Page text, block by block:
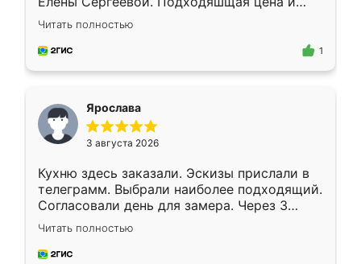
короткие сроки изготовления. Приехавший
для замера сотрудник Владислав
предложил по моему эскизу самый
Читать полностью
1
Ярослава
3 августа 2026
Кухню здесь заказали. Эскизы прислали в
телеграмм. Выбрали наиболее подходящий.
Согласовали день для замера. Через 3
недели кухня была уже готова. Остались
довольны работой. Спасибо Ренессанс
мебель за качественную работу!
Читать полностью